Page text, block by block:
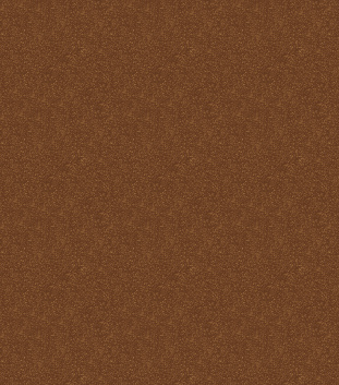
transforma en el sacrificio
de Cristo
Ofertorio
Participación
Partícipes de la naturaleza
divina
Petición y acción de
gracias
Plegarias Eucarísticas
Por Cristo con Él y en Él
Preparación para la Santa
Misa
Real y verdadera presencia
de Jesús en la Eucaristía
remotepost@sancta-missa-